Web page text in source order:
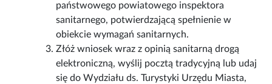
państwowego powiatowego inspektora
sanitarnego, potwierdzającą spełnienie w
obiekcie wymagań sanitarnych.
Złóż wniosek wraz z opinią sanitarną drogą
elektroniczną, wyślij pocztą tradycyjną lub udaj
się do Wydziału ds. Turystyki Urzędu Miasta,